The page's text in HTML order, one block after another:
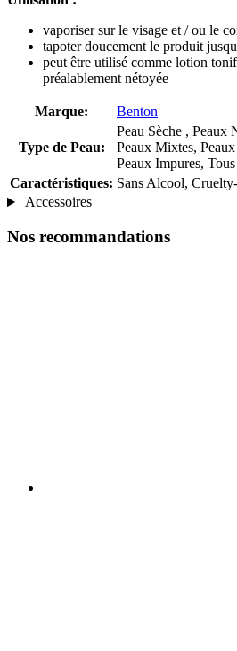
vaporiser sur le visage et / ou le
tapoter doucement le produit
peut être utilisé comme lotion
préalablement nétoyée
Marque: Benton
Type de Peau:
Peau Sèche , Peaux
Peaux Mixtes,
Peaux Impures,
Caractéristiques: Sans Alcool,
Accessoires
Nos recommandations